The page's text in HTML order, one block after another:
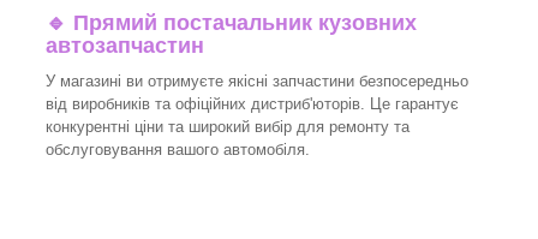
🔹 Прямий постачальник кузовних
автозапчастин
У магазині ви отримуєте якісні запчастини безпосередньо
від виробників та офіційних дистриб'юторів. Це гарантує
конкурентні ціни та широкий вибір для ремонту та
обслуговування вашого автомобіля.